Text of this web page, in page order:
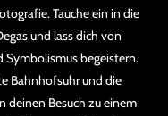
Tauche ein in die
und lass dich von
Symbolismus begeistern.
Bahnhofsuhr und die
deinen Besuch zu einem